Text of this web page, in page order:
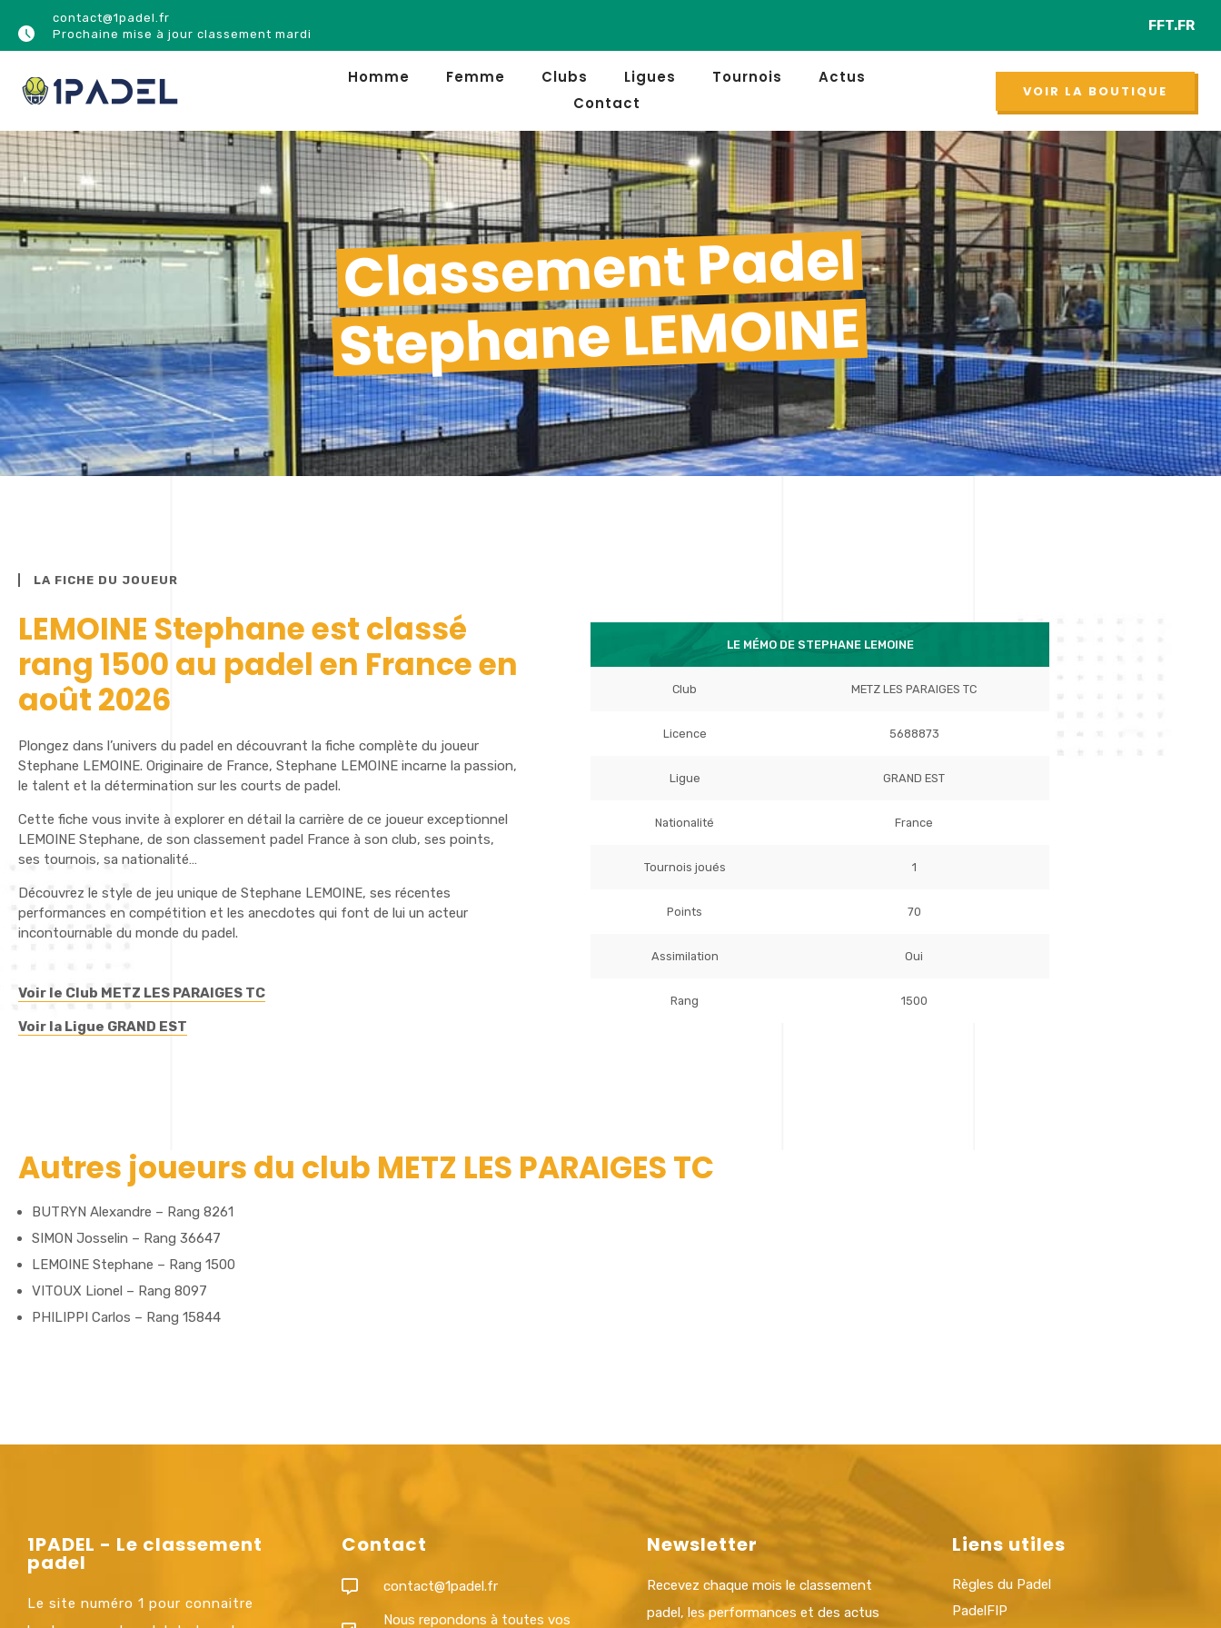
contact@1padel.fr
Prochaine mise à jour classement mardi
NOUVEAUFFT.FR
Homme Femme Clubs Ligues Tournois
Actus
Contact
VOIR LA BOUTIQUE
Classement Padel
Stephane LEMOINE
LA FICHE DU JOUEUR
LEMOINE Stephane est classé
rang 1500 au padel en France en
août 2026
Plongez dans l’univers du padel en découvrant la fiche complète du joueur
Stephane LEMOINE. Originaire de France, Stephane LEMOINE incarne la passion,
le talent et la détermination sur les courts de padel.
Cette fiche vous invite à explorer en détail la carrière de ce joueur exceptionnel
LEMOINE Stephane, de son classement padel France à son club, ses points,
ses tournois, sa nationalité…
Découvrez le style de jeu unique de Stephane LEMOINE, ses récentes
performances en compétition et les anecdotes qui font de lui un acteur
incontournable du monde du padel.
Voir le Club METZ LES PARAIGES TC
Voir la Ligue GRAND EST
LE MÉMO DE STEPHANE LEMOINE
Club METZ LES PARAIGES TC
Licence 5688873
Ligue GRAND EST
Nationalité France
Tournois joués 1
Points 70
Assimilation Oui
Rang 1500
Autres joueurs du club METZ LES PARAIGES TC
BUTRYN Alexandre – Rang 8261
SIMON Josselin – Rang 36647
LEMOINE Stephane – Rang 1500
VITOUX Lionel – Rang 8097
PHILIPPI Carlos – Rang 15844
1PADEL - Le classement
padel
Le site numéro 1 pour connaitre
Contact
contact@1padel.fr
Nous repondons à toutes vos
Newsletter
Recevez chaque mois le classement
padel, les performances et des actus
Liens utiles
Règles du Padel
PadelFIP